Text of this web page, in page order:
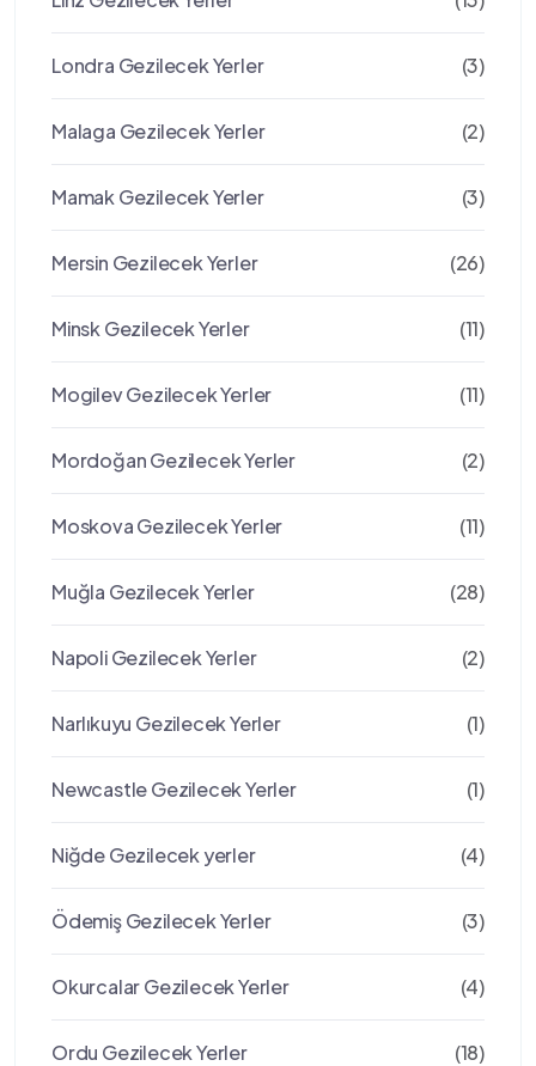
Londra Gezilecek Yerler (3)
Malaga Gezilecek Yerler (2)
Mamak Gezilecek Yerler (3)
Mersin Gezilecek Yerler (26)
Minsk Gezilecek Yerler (11)
Mogilev Gezilecek Yerler (11)
Mordoğan Gezilecek Yerler (2)
Moskova Gezilecek Yerler (11)
Muğla Gezilecek Yerler (28)
Napoli Gezilecek Yerler (2)
Narlıkuyu Gezilecek Yerler (1)
Newcastle Gezilecek Yerler (1)
Niğde Gezilecek yerler (4)
Ödemiş Gezilecek Yerler (3)
Okurcalar Gezilecek Yerler (4)
Ordu Gezilecek Yerler (18)